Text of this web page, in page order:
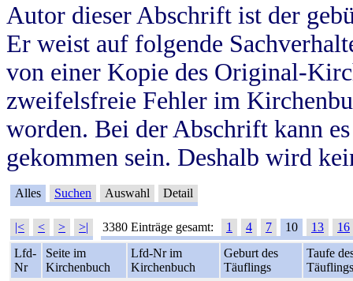
Autor dieser Abschrift ist der
Er weist auf folgende
von einer Kopie des Original-
zweifelsfreie Fehler im
worden. Bei der Abschrift kann
gekommen sein. Deshalb wird
Alles Suchen Auswahl Detail
|< < > >| 3380 Einträge gesamt: 1 4 7 10 13
16
Lfd-
Nr
Seite im
Kirchenbuch
Lfd-Nr im
Kirchenbuch
Geburt des
Täuflings
Taufe
Täuflings